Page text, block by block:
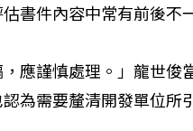
書件內容中常有前後不
，應謹慎處理。」龍世
為需要釐清開發單位所